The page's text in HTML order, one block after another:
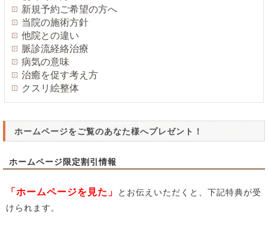
新規予約ご希望の方へ
当院の施術方針
他院との違い
脈診流経絡治療
病気の意味
治癒を促す考え方
クスリ絵整体
ホームページをご覧のあなた様へプレゼント！
ホームページ限定割引情報
「ホームページを見た」
とお伝えいただくと、下記特典が受
けられます。